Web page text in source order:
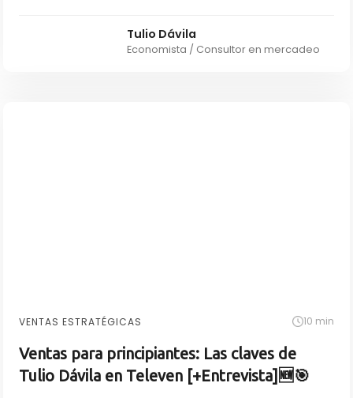
Tulio Dávila
Economista / Consultor en mercadeo
VENTAS ESTRATÉGICAS 10 min
Ventas para principiantes: Las claves de
Tulio Dávila en Televen [+Entrevista]🆕🎯